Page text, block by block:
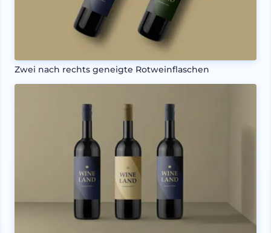
Zwei nach rechts geneigte Rotweinflaschen